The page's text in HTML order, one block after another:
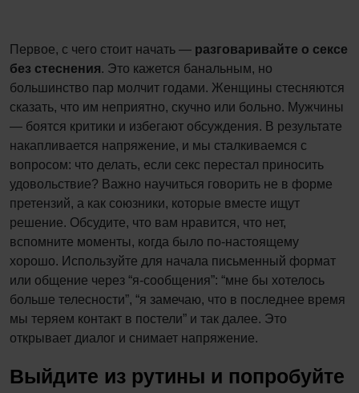
Первое, с чего стоит начать — разговаривайте о сексе
без стеснения. Это кажется банальным, но
большинство пар молчит годами. Женщины стесняются
сказать, что им неприятно, скучно или больно. Мужчины
— боятся критики и избегают обсуждения. В результате
накапливается напряжение, и мы сталкиваемся с
вопросом: что делать, если секс перестал приносить
удовольствие? Важно научиться говорить не в форме
претензий, а как союзники, которые вместе ищут
решение. Обсудите, что вам нравится, что нет,
вспомните моменты, когда было по-настоящему
хорошо. Используйте для начала письменный формат
или общение через “я-сообщения”: “мне бы хотелось
больше телесности”, “я замечаю, что в последнее время
мы теряем контакт в постели” и так далее. Это
открывает диалог и снимает напряжение.
Выйдите из рутины и попробуйте